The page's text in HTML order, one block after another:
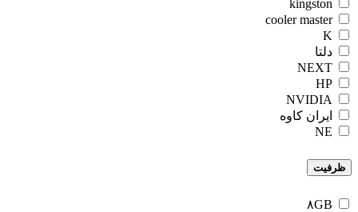
kingston
cooler master
K
دلتا
NEXT
HP
NVIDIA
ایران کاوه
NE
ظرفیت
۸GB